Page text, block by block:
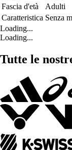
Fascia d'età
Adulti
Caratteristica Senza
Loading...
Loading...
Tutte le